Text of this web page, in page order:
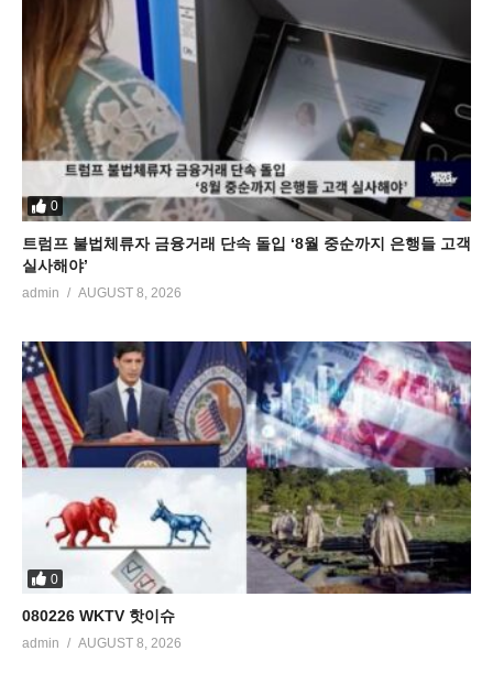
0
트럼프 불법체류자 금융거래 단속 돌입 ‘8월 중순까지 은행들 고객
실사해야’
admin AUGUST 8, 2026
0
080226 WKTV 핫이슈
admin AUGUST 8, 2026